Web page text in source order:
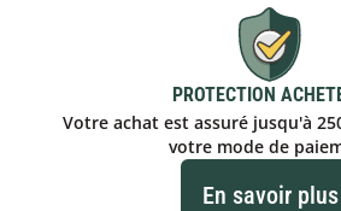
PROTECTION
Votre achat est assuré jusqu'à
votre mode de
En savoir plus